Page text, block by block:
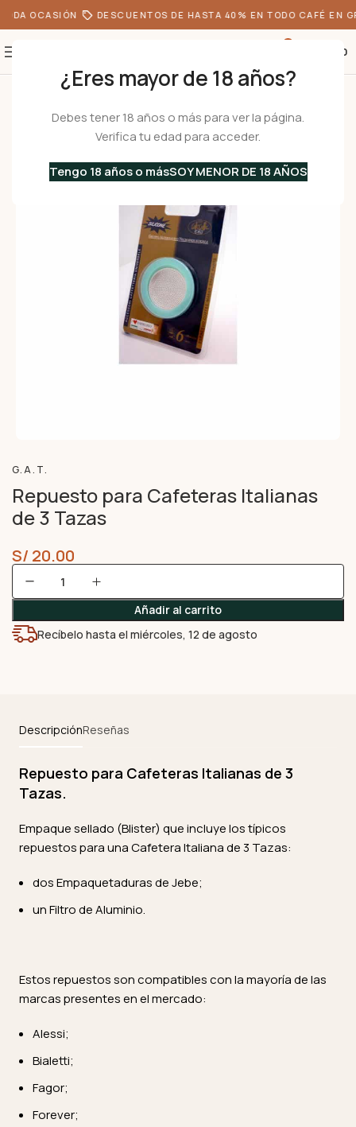
¿Eres mayor de 18 años?
Debes tener 18 años o más para ver la página.
Verifica tu edad para acceder.
Tengo 18 años o másSOY MENOR DE 18 AÑOS
OCASIÓN DESCUENTOS DE HASTA 40% EN TODO CAFÉ EN
0.00
Accesorios y Repuestos
G.A.T.
Repuesto para Cafeteras Italianas
de 3 Tazas
S/ 20.00
Añadir al carrito
Recíbelo hasta el miércoles, 12 de agosto
DescripciónReseñas
Repuesto para Cafeteras Italianas de 3
Tazas.
Empaque sellado (Blister) que incluye los típicos
repuestos para una Cafetera Italiana de 3 Tazas:
dos Empaquetaduras de Jebe;
un Filtro de Aluminio.
Estos repuestos son compatibles con la mayoría de las
marcas presentes en el mercado:
Alessi;
Bialetti;
Fagor;
Forever;